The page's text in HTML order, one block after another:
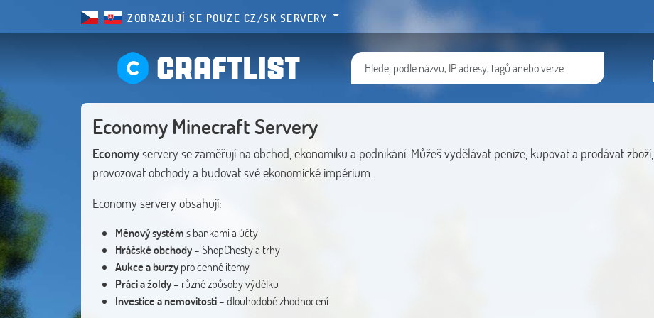
ZOBRAZUJÍ SE POUZE CZ/SK SERVERY
CRAFTLIST
Economy Minecraft Servery
Economyservery se zaměřují na obchod, ekonomiku a podnikání. Můžeš vydělávat peníze, kupovat a prodávat zboží,
provozovat obchody a budovat své ekonomické impérium.
Economy servery obsahují:
Měnový systéms bankami a účty
Hráčské obchody– ShopChesty a trhy
Aukce a burzypro cenné itemy
Práci a žoldy– různé způsoby výdělku
Investice a nemovitosti– dlouhodobé zhodnocení